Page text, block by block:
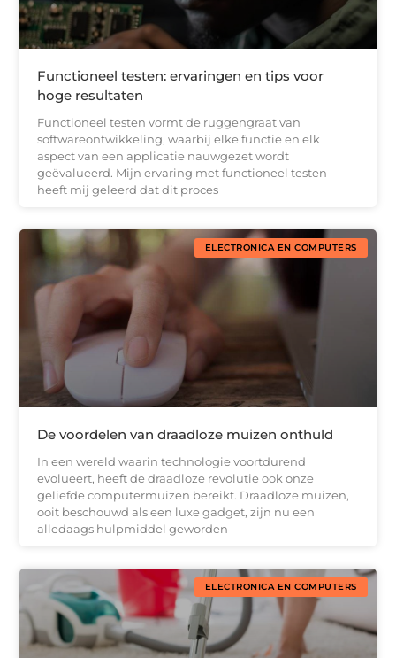
Functioneel testen: ervaringen en tips voor
hoge resultaten
Functioneel testen vormt de ruggengraat van
softwareontwikkeling, waarbij elke functie en elk
aspect van een applicatie nauwgezet wordt
geëvalueerd. Mijn ervaring met functioneel testen
heeft mij geleerd dat dit proces
ELECTRONICA EN COMPUTERS
De voordelen van draadloze muizen onthuld
In een wereld waarin technologie voortdurend
evolueert, heeft de draadloze revolutie ook onze
geliefde computermuizen bereikt. Draadloze muizen,
ooit beschouwd als een luxe gadget, zijn nu een
alledaags hulpmiddel geworden
ELECTRONICA EN COMPUTERS